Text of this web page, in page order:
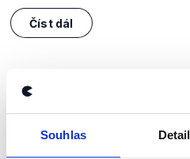
Souhlas
Číst dál
Zůstaňme v
Přihlaste se k odběru